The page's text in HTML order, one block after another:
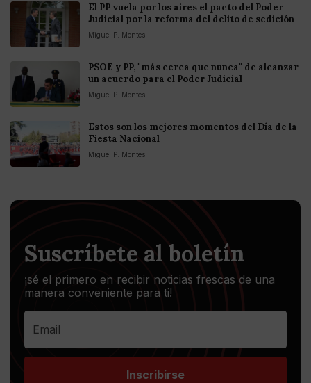
El PP vuela por los aires el pacto del Poder
Judicial por la reforma del delito de sedición
Miguel P. Montes
PSOE y PP, "más cerca que nunca" de alcanzar
un acuerdo para el Poder Judicial
Miguel P. Montes
Estos son los mejores momentos del Día de la
Fiesta Nacional
Miguel P. Montes
Suscríbete al boletín
¡sé el primero en recibir noticias frescas de una
manera conveniente para ti!
Inscribirse